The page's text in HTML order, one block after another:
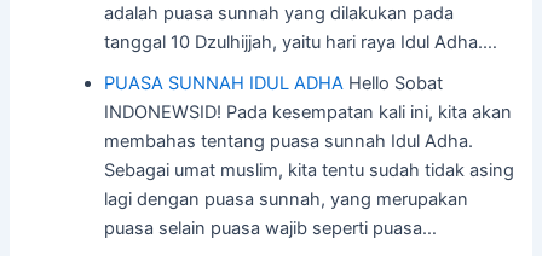
adalah puasa sunnah yang dilakukan pada
tanggal 10 Dzulhijjah, yaitu hari raya Idul Adha.…
PUASA SUNNAH IDUL ADHA Hello Sobat
INDONEWSID! Pada kesempatan kali ini, kita akan
membahas tentang puasa sunnah Idul Adha.
Sebagai umat muslim, kita tentu sudah tidak asing
lagi dengan puasa sunnah, yang merupakan
puasa selain puasa wajib seperti puasa…